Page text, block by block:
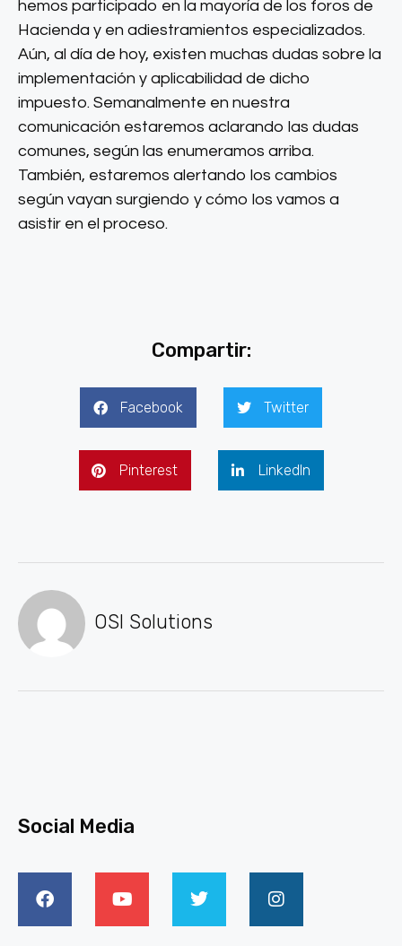
hemos participado en la mayoría de los foros de
Hacienda y en adiestramientos especializados.
Aún, al día de hoy, existen muchas dudas sobre la
implementación y aplicabilidad de dicho
impuesto. Semanalmente en nuestra
comunicación estaremos aclarando las dudas
comunes, según las enumeramos arriba.
También, estaremos alertando los cambios
según vayan surgiendo y cómo los vamos a
asistir en el proceso.
Compartir:
Facebook Twitter
Pinterest LinkedIn
OSI Solutions
Social Media